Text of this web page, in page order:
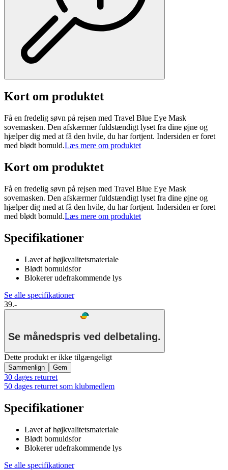
Kort om produktet
Få en fredelig søvn på rejsen med Travel Blue Eye Mask
sovemasken. Den afskærmer fuldstændigt lyset fra dine øjne og
hjælper dig med at få den hvile, du har fortjent. Indersiden er foret
med blødt bomuld.Læs mere om produktet
Kort om produktet
Få en fredelig søvn på rejsen med Travel Blue Eye Mask
sovemasken. Den afskærmer fuldstændigt lyset fra dine øjne og
hjælper dig med at få den hvile, du har fortjent. Indersiden er foret
med blødt bomuld.Læs mere om produktet
Specifikationer
Lavet af højkvalitetsmateriale
Blødt bomuldsfor
Blokerer udefrakommende lys
Se alle specifikationer
39.-
Se månedspris ved delbetaling.
Dette produkt er ikke tilgængeligt
Sammenlign Gem
30 dages returret
50 dages returret som klubmedlem
Specifikationer
Lavet af højkvalitetsmateriale
Blødt bomuldsfor
Blokerer udefrakommende lys
Se alle specifikationer